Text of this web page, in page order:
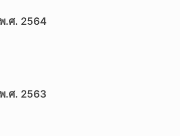
.ศ. 2564
.ศ. 2563